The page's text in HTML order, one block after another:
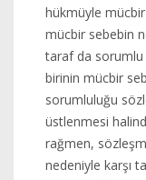
hükmüyle
mücbir sebebin
taraf da sorumlu
birinin mücbir
sorumluluğu
üstlenmesi
rağmen,
nedeniyle karşı